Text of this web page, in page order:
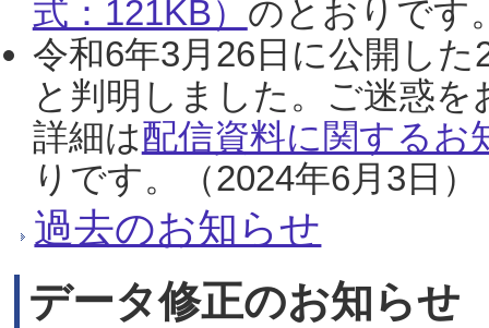
式：121KB） のとおりです
令和6年3月26日に公開し
と判明しました。ご迷惑
詳細は配信資料に関するお
りです。（2024年6月3日）
過去のお知らせ
データ修正のお知らせ